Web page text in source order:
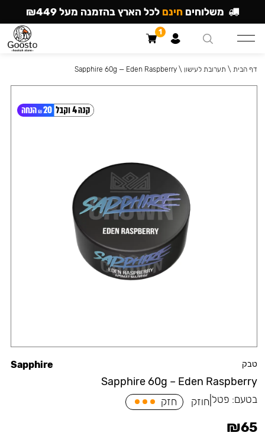
טבק
Sapphire 60g – Eden Raspberry
Sapphire
בטעם: פטל חוזק חזק
₪65
דף הבית \ תערובת לעישון \
Sapphire 60g — Eden Raspberry
משלוחים חינם לכל הארץ בהזמנה מעל ₪449
1